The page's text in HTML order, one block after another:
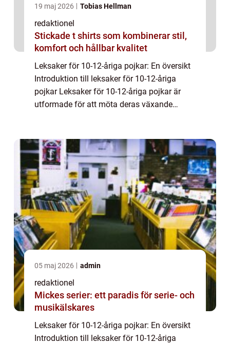
19 maj 2026 Tobias Hellman
redaktionel
Stickade t shirts som kombinerar stil,
komfort och hållbar kvalitet
Leksaker för 10-12-åriga pojkar: En översikt
Introduktion till leksaker för 10-12-åriga
pojkar Leksaker för 10-12-åriga pojkar är
utformade för att möta deras växande
05 maj 2026 admin
redaktionel
Mickes serier: ett paradis för serie- och
musikälskares
Leksaker för 10-12-åriga pojkar: En översikt
Introduktion till leksaker för 10-12-åriga